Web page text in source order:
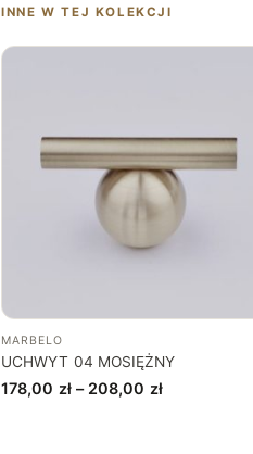
INNE W TEJ KOLEKCJI
MARBELO
UCHWYT 04 MOSIĘŻNY
178,00 zł – 208,00 złZakres